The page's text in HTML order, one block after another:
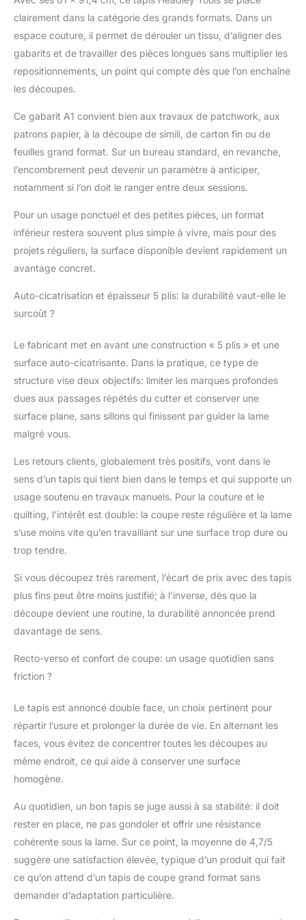
aux sols, meubles,
comptoirs et tables en
dessous. Notre tapis
de découpe peut
les tables de bureau,
sur le tapis de
découpe. Reste à plat :
ne se déforme pas et
ne se fissure pas. Nos
tapis de bricolage sont
fabriqués en matériau
peut résister à la
lumière directe du soleil
et retrouveront
stockés à plat. La
déformer facilement en
raison de la réaction
des impuretés dans le
matériau. Taille du tapis
face (cm et pouces),
moyens projets
d'artisanat et de
couture. Idéal comme
planche à découper
pour une utilisation
avec des lames
cadeau pour tous les
quilters ou amateurs à
ajouter à leurs
Utilisations multiples :
modélisation, la coupe
du cuir, les loisirs, la
couture, le
les projets de
découpe. Si vous avez
des questions ou des
préoccupations,
veuillez nous contacter
et nous vous
répondrons le plus tôt
possible
clairement dans la catégorie des grands formats. Dans un
espace couture, il permet de dérouler un tissu, d’aligner des
gabarits et de travailler des pièces longues sans multiplier les
repositionnements, un point qui compte dès que l’on enchaîne
les découpes.
Ce gabarit A1 convient bien aux travaux de patchwork, aux
patrons papier, à la découpe de simili, de carton fin ou de
feuilles grand format. Sur un bureau standard, en revanche,
l’encombrement peut devenir un paramètre à anticiper,
notamment si l’on doit le ranger entre deux sessions.
Pour un usage ponctuel et des petites pièces, un format
inférieur restera souvent plus simple à vivre, mais pour des
projets réguliers, la surface disponible devient rapidement un
avantage concret.
Auto-cicatrisation et épaisseur 5 plis: la durabilité vaut-elle le
surcoût ?
Le fabricant met en avant une construction « 5 plis » et une
surface auto-cicatrisante. Dans la pratique, ce type de
structure vise deux objectifs: limiter les marques profondes
dues aux passages répétés du cutter et conserver une
surface plane, sans sillons qui finissent par guider la lame
malgré vous.
Les retours clients, globalement très positifs, vont dans le
sens d’un tapis qui tient bien dans le temps et qui supporte un
usage soutenu en travaux manuels. Pour la couture et le
quilting, l’intérêt est double: la coupe reste régulière et la lame
s’use moins vite qu’en travaillant sur une surface trop dure ou
trop tendre.
Si vous découpez très rarement, l’écart de prix avec des tapis
plus fins peut être moins justifié; à l’inverse, dès que la
découpe devient une routine, la durabilité annoncée prend
davantage de sens.
Recto-verso et confort de coupe: un usage quotidien sans
friction ?
Le tapis est annoncé double face, un choix pertinent pour
répartir l’usure et prolonger la durée de vie. En alternant les
faces, vous évitez de concentrer toutes les découpes au
même endroit, ce qui aide à conserver une surface
homogène.
Au quotidien, un bon tapis se juge aussi à sa stabilité: il doit
rester en place, ne pas gondoler et offrir une résistance
cohérente sous la lame. Sur ce point, la moyenne de 4,7/5
suggère une satisfaction élevée, typique d’un produit qui fait
ce qu’on attend d’un tapis de coupe grand format sans
demander d’adaptation particulière.